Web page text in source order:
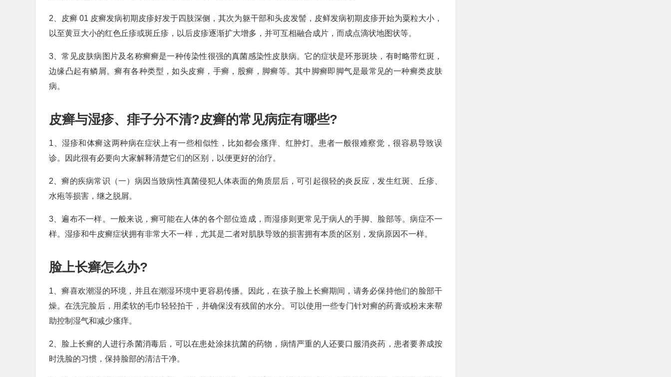
2、皮癣 01 皮癣发病初期皮疹好发于四肢深侧，其次为躯干部和头皮发髻，皮鲜发病初期皮疹开始为粟粒大小，
以至黄豆大小的红色丘疹或斑丘疹，以后皮疹逐渐扩大增多，并可互相融合成片，而成点滴状地图状等。
3、常见皮肤病图片及名称癣癣是一种传染性很强的真菌感染性皮肤病。它的症状是环形斑块，有时略带红斑，
边缘凸起有鳞屑。癣有各种类型，如头皮癣，手癣，股癣，脚癣等。其中脚癣即脚气是最常见的一种癣类皮肤
病。
皮癣与湿疹、痱子分不清?皮癣的常见病症有哪些?
1、湿疹和体癣这两种病在症状上有一些相似性，比如都会瘙痒、红肿灯。患者一般很难察觉，很容易导致误
诊。因此很有必要向大家解释清楚它们的区别，以便更好的治疗。
2、癣的疾病常识（一）病因当致病性真菌侵犯人体表面的角质层后，可引起很轻的炎反应，发生红斑、丘疹、
水疱等损害，继之脱屑。
3、遍布不一样。一般来说，癣可能在人体的各个部位造成，而湿疹则更常见于病人的手脚、脸部等。病症不一
样。湿疹和牛皮癣症状拥有非常大不一样，尤其是二者对肌肤导致的损害拥有本质的区别，发病原因不一样。
脸上长癣怎么办?
1、癣喜欢潮湿的环境，并且在潮湿环境中更容易传播。因此，在孩子脸上长癣期间，请务必保持他们的脸部干
燥。在洗完脸后，用柔软的毛巾轻轻拍干，并确保没有残留的水分。可以使用一些专门针对癣的药膏或粉末来帮
助控制湿气和减少瘙痒。
2、脸上长癣的人进行杀菌消毒后，可以在患处涂抹抗菌的药物，病情严重的人还要口服消炎药，患者要养成按
时洗脸的习惯，保持脸部的清洁干净。